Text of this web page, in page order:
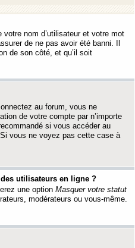
nom d’utilisateur et votre mot
de ne pas avoir été banni. Il
de son côté, et qu’il soit
au forum, vous ne
de votre compte par n’importe
si vous accéder au
vous ne voyez pas cette case à
utilisateurs en ligne ?
une option Masquer votre statut
modérateurs ou vous-même.